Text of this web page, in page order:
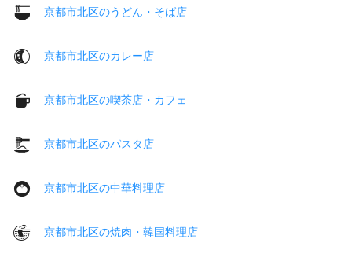
京都市北区のうどん・そば店
京都市北区のカレー店
京都市北区の喫茶店・カフェ
京都市北区のパスタ店
京都市北区の中華料理店
京都市北区の焼肉・韓国料理店